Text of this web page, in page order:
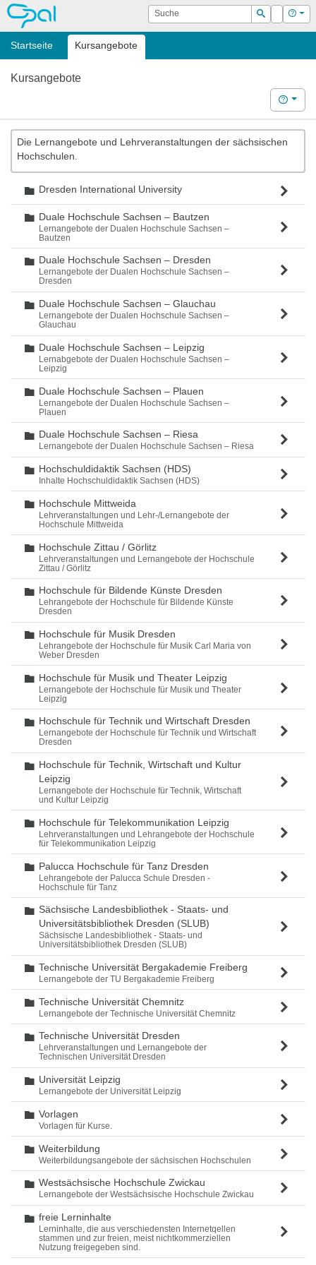
OPAL Suche
Suchen
Login Hilfe
Startseite Kursangebote
Kursangebote
Hilfe
Die Lernangebote und Lehrveranstaltungen der sächsischen
Hochschulen.
Ordner
Dresden International University
Ordner
Duale Hochschule Sachsen – Bautzen
Lernangebote der Dualen Hochschule Sachsen –
Bautzen
Ordner
Duale Hochschule Sachsen – Dresden
Lernangebote der Dualen Hochschule Sachsen –
Dresden
Ordner
Duale Hochschule Sachsen – Glauchau
Lernangebote der Dualen Hochschule Sachsen –
Glauchau
Ordner
Duale Hochschule Sachsen – Leipzig
Lernabgebote der Dualen Hochschule Sachsen –
Leipzig
Ordner
Duale Hochschule Sachsen – Plauen
Lernangebote der Dualen Hochschule Sachsen –
Plauen
Ordner
Duale Hochschule Sachsen – Riesa
Lernangebote der Dualen Hochschule Sachsen – Riesa
Ordner
Hochschuldidaktik Sachsen (HDS)
Inhalte Hochschuldidaktik Sachsen (HDS)
Ordner
Hochschule Mittweida
Lehrveranstaltungen und Lehr-/Lernangebote der
Hochschule Mittweida
Ordner
Hochschule Zittau / Görlitz
Lehrveranstaltungen und Lernangebote der Hochschule
Zittau / Görlitz
Ordner
Hochschule für Bildende Künste Dresden
Lehrangebote der Hochschule für Bildende Künste
Dresden
Ordner
Hochschule für Musik Dresden
Lehrangebote der Hochschule für Musik Carl Maria von
Weber Dresden
Ordner
Hochschule für Musik und Theater Leipzig
Lernangebote der Hochschule für Musik und Theater
Leipzig
Ordner
Hochschule für Technik und Wirtschaft Dresden
Lernangebote der Hochschule für Technik und Wirtschaft
Dresden
Ordner
Hochschule für Technik, Wirtschaft und Kultur
Leipzig
Lernangebote der Hochschule für Technik, Wirtschaft
und Kultur Leipzig
Ordner
Hochschule für Telekommunikation Leipzig
Lehrveranstaltungen und Lehrangebote der Hochschule
für Telekommunikation Leipzig
Ordner
Palucca Hochschule für Tanz Dresden
Lehrangebote der Palucca Schule Dresden -
Hochschule für Tanz
Ordner
Sächsische Landesbibliothek - Staats- und
Universitätsbibliothek Dresden (SLUB)
Sächsische Landesbibliothek - Staats- und
Universitätsbibliothek Dresden (SLUB)
Ordner
Technische Universität Bergakademie Freiberg
Lernangebote der TU Bergakademie Freiberg
Ordner
Technische Universität Chemnitz
Lernangebote der Technische Universität Chemnitz
Ordner
Technische Universität Dresden
Lehrveranstaltungen und Lernangebote der
Technischen Universität Dresden
Ordner
Universität Leipzig
Lernangebote der Universität Leipzig
Ordner
Vorlagen
Vorlagen für Kurse.
Ordner
Weiterbildung
Weiterbildungsangebote der sächsischen Hochschulen
Ordner
Westsächsische Hochschule Zwickau
Lernangebote der Westsächsische Hochschule Zwickau
Ordner
freie Lerninhalte
Lerninhalte, die aus verschiedensten Internetqellen
stammen und zur freien, meist nichtkommerziellen
Nutzung freigegeben sind.